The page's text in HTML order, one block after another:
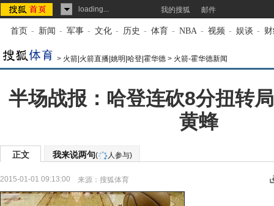
loading... 我的搜狐 邮件
首页 - 新闻 - 军事 - 文化 - 历史 - 体育 - NBA - 视频 - 娱谈 -
> 火箭|火箭直播|姚明|哈登|霍华德 > 火箭-霍华德新闻
半场战报：哈登连砍8分扭转
黄蜂
正文 我来说两句( 人参与)
2015-01-01 09:13:00 来源： 搜狐体育